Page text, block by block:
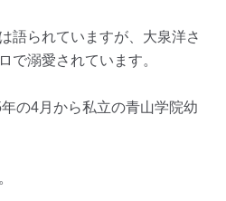
語られていますが、大泉洋さ
で溺愛されています。
の4月から私立の青山学院幼